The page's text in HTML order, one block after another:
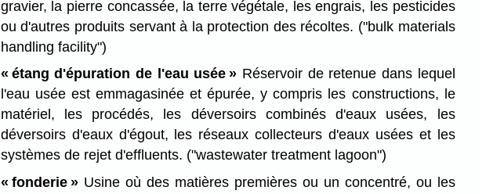
gravier, la pierre concassée, la terre végétale, les engrais, les pesticides
ou d'autres produits servant à la protection des récoltes. ("bulk materials
handling facility")
« étang d'épuration de l'eau usée » Réservoir de retenue dans lequel
l'eau usée est emmagasinée et épurée, y compris les constructions, le
matériel, les procédés, les déversoirs combinés d'eaux usées, les
déversoirs d'eaux d'égout, les réseaux collecteurs d'eaux usées et les
systèmes de rejet d'effluents. ("wastewater treatment lagoon")
« fonderie »Usine où des matières premières ou un concentré, ou les